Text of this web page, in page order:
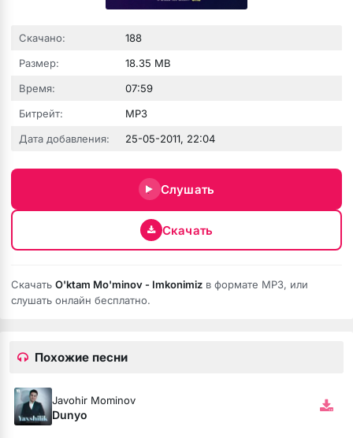
Скачано:
188
Размер:
18.35 MB
Время:
07:59
Битрейт:
MP3
Дата добавления:
25-05-2011, 22:04
Слушать
Скачать
Скачать O'ktam Mo'minov - Imkonimiz в формате MP3, или
слушать онлайн бесплатно.
Похожие песни
Javohir Mominov
Dunyo